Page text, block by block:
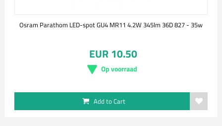
Osram Parathom LED-spot GU4 MR11 4.2W 345lm 36D 827 - 35w
EUR 10.50
Op voorraad
Add to Cart